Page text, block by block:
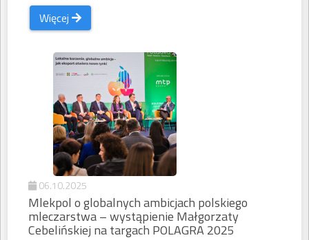
Więcej
06.10.2025
Mlekpol o globalnych ambicjach polskiego
mleczarstwa – wystąpienie Małgorzaty
Cebelińskiej na targach POLAGRA 2025